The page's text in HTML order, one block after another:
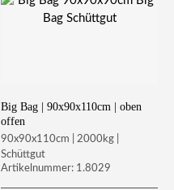
Big Bag | 90x90x110cm | oben
offen
90x90x110cm | 2000kg |
Schüttgut
Artikelnummer: 1.8029